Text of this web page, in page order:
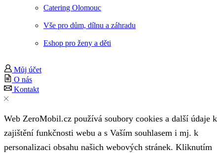
Catering Olomouc
Vše pro dům, dílnu a záhradu
Eshop pro ženy a děti
Můj účet
O nás
Kontakt
Web ZeroMobil.cz používá soubory cookies a další údaje k
zajištění funkčnosti webu a s Vaším souhlasem i mj. k
personalizaci obsahu našich webových stránek. Kliknutím